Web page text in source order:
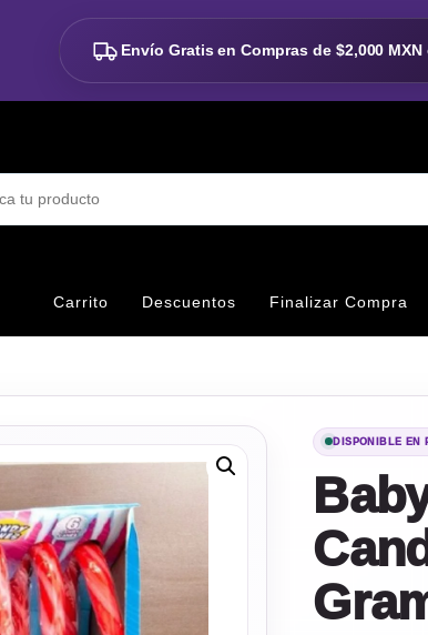
Envío Gratis en Compras de $2,000 MXN
Carrito Descuentos Finalizar Compra
DISPONIBLE EN